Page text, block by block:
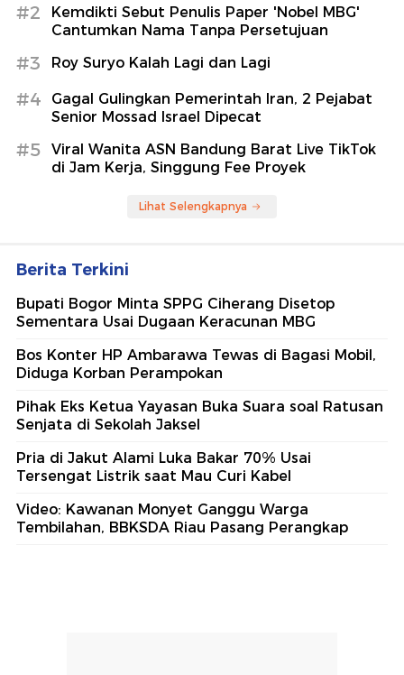
#2
Kemdikti Sebut Penulis Paper 'Nobel MBG'
Cantumkan Nama Tanpa Persetujuan
#3 Roy Suryo Kalah Lagi dan Lagi
#4
Gagal Gulingkan Pemerintah Iran, 2 Pejabat
Senior Mossad Israel Dipecat
#5
Viral Wanita ASN Bandung Barat Live TikTok
di Jam Kerja, Singgung Fee Proyek
Lihat Selengkapnya
Berita Terkini
Bupati Bogor Minta SPPG Ciherang Disetop
Sementara Usai Dugaan Keracunan MBG
Bos Konter HP Ambarawa Tewas di Bagasi Mobil,
Diduga Korban Perampokan
Pihak Eks Ketua Yayasan Buka Suara soal Ratusan
Senjata di Sekolah Jaksel
Pria di Jakut Alami Luka Bakar 70% Usai
Tersengat Listrik saat Mau Curi Kabel
Video: Kawanan Monyet Ganggu Warga
Tembilahan, BBKSDA Riau Pasang Perangkap